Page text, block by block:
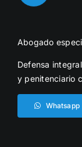
Abogado
Defensa
y penitenciario
Whatsapp